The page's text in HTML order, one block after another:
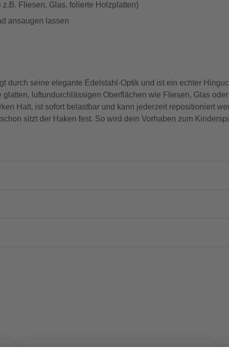
Fliesen, Glas, folierte Holzplatten)
ansaugen lassen
durch seine elegante Edelstahl-Optik und ist ein echter
luftundurchlässigen Oberflächen wie Fliesen, Glas
Halt, ist sofort belastbar und kann jederzeit repositioniert
sitzt der Haken fest. So wird dein Vorhaben zum